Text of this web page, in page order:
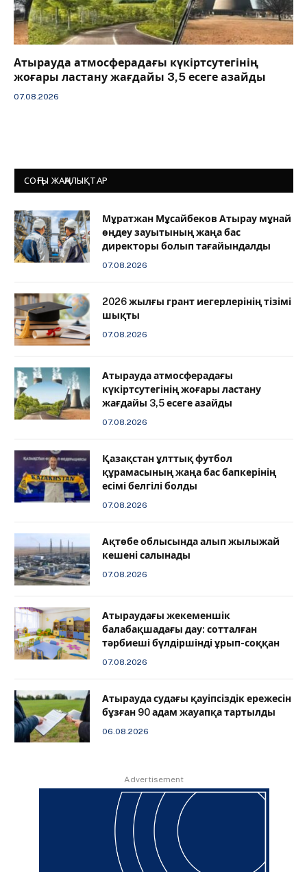
Атырауда атмосферадағы күкіртсутегінің
жоғары ластану жағдайы 3,5 есеге азайды
07.08.2026
СОҢҒЫ ЖАҢАЛЫҚТАР
Мұратжан Мұсайбеков Атырау мұнай
өңдеу зауытының жаңа бас
директоры болып тағайындалды
07.08.2026
2026 жылғы грант иегерлерінің тізімі
шықты
07.08.2026
Атырауда атмосферадағы
күкіртсутегінің жоғары ластану
жағдайы 3,5 есеге азайды
07.08.2026
Қазақстан ұлттық футбол
құрамасының жаңа бас бапкерінің
есімі белгілі болды
07.08.2026
Ақтөбе облысында алып жылыжай
кешені салынады
07.08.2026
Атыраудағы жекеменшік
балабақшадағы дау: сотталған
тәрбиеші бүлдіршінді ұрып-соққан
07.08.2026
Атырауда судағы қауіпсіздік ережесін
бұзған 90 адам жауапқа тартылды
06.08.2026
Advertisement